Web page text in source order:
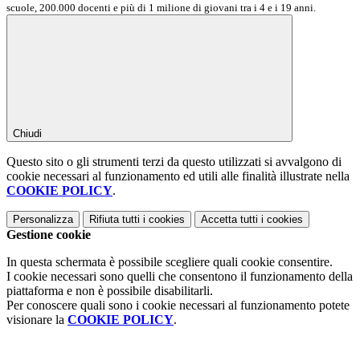
scuole, 200.000 docenti e più di 1 milione di giovani tra i 4 e i 19 anni.
Chiudi
Questo sito o gli strumenti terzi da questo utilizzati si avvalgono di
cookie necessari al funzionamento ed utili alle finalità illustrate nella
COOKIE POLICY.
Personalizza Rifiuta tutti i cookies Accetta tutti i cookies
Gestione cookie
In questa schermata è possibile scegliere quali cookie consentire.
I cookie necessari sono quelli che consentono il funzionamento della
piattaforma e non è possibile disabilitarli.
Per conoscere quali sono i cookie necessari al funzionamento potete
visionare la COOKIE POLICY.